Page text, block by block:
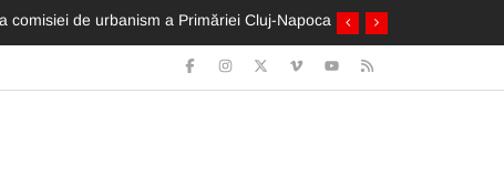
comisiei de urbanism a Primăriei Cluj-Napoca